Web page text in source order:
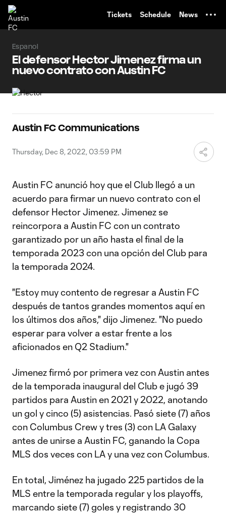
Tickets Schedule News
Espanol
El defensor Hector Jimenez firma un
nuevo contrato con Austin FC
Austin FC Communications
Thursday, Dec 8, 2022, 03:59 PM
Austin FC anunció hoy que el Club llegó a un
acuerdo para firmar un nuevo contrato con el
defensor Hector Jimenez. Jimenez se
reincorpora a Austin FC con un contrato
garantizado por un año hasta el final de la
temporada 2023 con una opción del Club para
la temporada 2024.
"Estoy muy contento de regresar a Austin FC
después de tantos grandes momentos aquí en
los últimos dos años," dijo Jimenez. "No puedo
esperar para volver a estar frente a los
aficionados en Q2 Stadium."
Jimenez firmó por primera vez con Austin antes
de la temporada inaugural del Club e jugó 39
partidos para Austin en 2021 y 2022, anotando
un gol y cinco (5) asistencias. Pasó siete (7) años
con Columbus Crew y tres (3) con LA Galaxy
antes de unirse a Austin FC, ganando la Copa
MLS dos veces con LA y una vez con Columbus.
En total, Jiménez ha jugado 225 partidos de la
MLS entre la temporada regular y los playoffs,
marcando siete (7) goles y registrando 30